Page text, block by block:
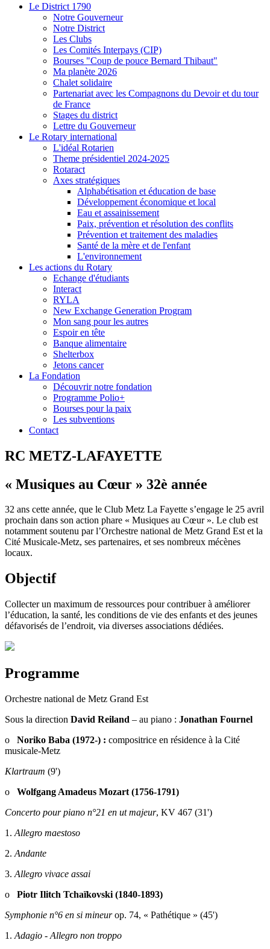
Le District 1790
Notre Gouverneur
Notre District
Les Clubs
Les Comités Interpays (CIP)
Bourses "Coup de pouce Bernard Thibaut"
Ma planète 2026
Chalet solidaire
Partenariat avec les Compagnons du Devoir et du tour
de France
Stages du district
Lettre du Gouverneur
Le Rotary international
L'idéal Rotarien
Theme présidentiel 2024-2025
Rotaract
Axes stratégiques
Alphabétisation et éducation de base
Développement économique et local
Eau et assainissement
Paix, prévention et résolution des conflits
Prévention et traitement des maladies
Santé de la mère et de l'enfant
L'environnement
Les actions du Rotary
Echange d'étudiants
Interact
RYLA
New Exchange Generation Program
Mon sang pour les autres
Espoir en tête
Banque alimentaire
Shelterbox
Jetons cancer
La Fondation
Découvrir notre fondation
Programme Polio+
Bourses pour la paix
Les subventions
Contact
RC METZ-LAFAYETTE
« Musiques au Cœur » 32è année
32 ans cette année, que le Club Metz La Fayette s’engage le 25 avril
prochain dans son action phare « Musiques au Cœur ». Le club est
notamment soutenu par l’Orchestre national de Metz Grand Est et la
Cité Musicale-Metz, ses partenaires, et ses nombreux mécènes
locaux.
Objectif
Collecter un maximum de ressources pour contribuer à améliorer
l’éducation, la santé, les conditions de vie des enfants et des jeunes
défavorisés de l’endroit, via diverses associations dédiées.
Programme
Orchestre national de Metz Grand Est
Sous la direction David Reiland – au piano : Jonathan Fournel
o Noriko Baba (1972-) : compositrice en résidence à la Cité
musicale-Metz
Klartraum (9')
o Wolfgang Amadeus Mozart (1756-1791)
Concerto pour piano n°21 en ut majeur, KV 467 (31')
1. Allegro maestoso
2. Andante
3. Allegro vivace assai
o Piotr Ilitch Tchaïkovski (1840-1893)
Symphonie n°6 en si mineurop. 74, « Pathétique » (45')
1. Adagio - Allegro non troppo